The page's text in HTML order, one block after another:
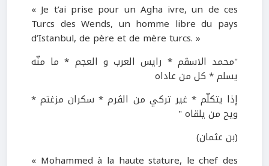
« Je t’ai prise pour un Agha ivre, un de ces
Turcs des Wends, un homme libre du pays
d’Istanbul, de père et de mère turcs. »
"محمد الاسڤم * رايس العرب و العجم * ما منّه
يسلم * كل من عاداه
إذا يتكلّم * غير تركي من الڤرم * سكران مزغتم *
ويح من يلقاه "
(بن عثمان)
« Mohammed à la haute stature, le chef des